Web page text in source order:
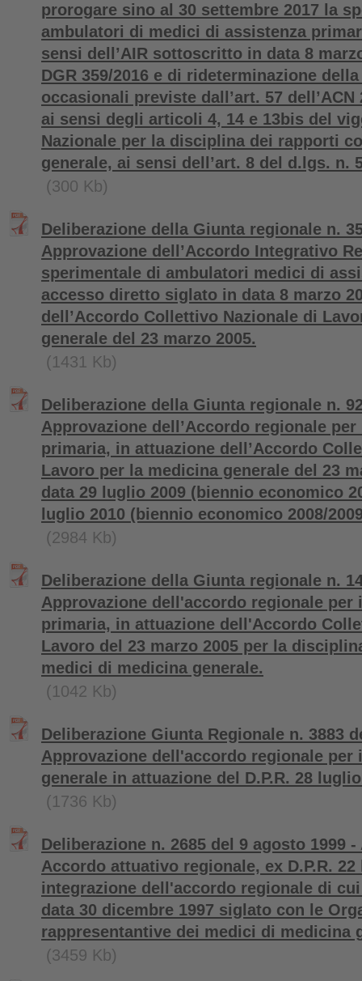
prorogare sino al 30 settembre 2017 la
ambulatori di medici di assistenza
sensi dell’AIR sottoscritto in data 8
DGR 359/2016 e di rideterminazione
occasionali previste dall’art. 57
ai sensi degli articoli 4, 14 e 13bis del
Nazionale per la disciplina dei rapporti
generale, ai sensi dell’art. 8 del d.lgs. n.
(300 Kb)
Deliberazione della Giunta regionale n.
Approvazione dell’Accordo Integrativo
sperimentale di ambulatori medici di
accesso diretto siglato in data 8 marzo
dell’Accordo Collettivo Nazionale di
generale del 23 marzo 2005.
(1431 Kb)
Deliberazione della Giunta regionale n.
Approvazione dell’Accordo regionale
primaria, in attuazione dell’Accordo
Lavoro per la medicina generale del 23
data 29 luglio 2009 (biennio economico
luglio 2010 (biennio economico 2008/
(2984 Kb)
Deliberazione della Giunta regionale n.
Approvazione dell'accordo regionale per
primaria, in attuazione dell'Accordo
Lavoro del 23 marzo 2005 per la
medici di medicina generale.
(1042 Kb)
Deliberazione Giunta Regionale n. 3883
Approvazione dell'accordo regionale
generale in attuazione del D.P.R. 28
(1736 Kb)
Deliberazione n. 2685 del 9 agosto 1999
Accordo attuativo regionale, ex D.P.R.
integrazione dell'accordo regionale di
data 30 dicembre 1997 siglato con le
rappresentantive dei medici di medicina
(3459 Kb)